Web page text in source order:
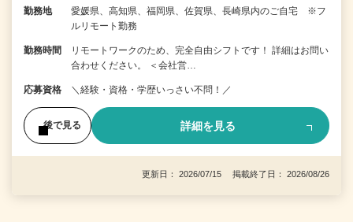
勤務地
愛媛県、高知県、福岡県、佐賀県、長崎県内のご自宅 ※フ
ルリモート勤務
勤務時間
リモートワークのため、完全自由シフトです！ 詳細はお問い
合わせください。 ＜会社営…
応募資格 ＼経験・資格・学歴いっさい不問！／
後で見る 詳細を見る
更新日： 2026/07/15 掲載終了日： 2026/08/26